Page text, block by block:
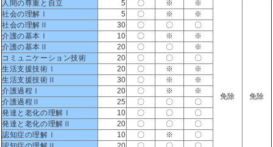
人間の尊重と自立
5 〇 ※ ※
免除 免除
社会の理解Ⅰ 5 〇 ※
※
社会の理解Ⅱ
30 〇 〇
〇
介護の基本Ⅰ
10 〇 ※
※
介護の基本Ⅱ
20 〇 〇
※
コミュニケーション技術
20 〇 〇
〇
生活支援技術Ⅰ
20 〇 ※
※
生活支援技術Ⅱ
30 〇 ※
※
介護過程Ⅰ
20 〇 ※
※
介護過程Ⅱ
25 〇 〇
〇
発達と老化の理解Ⅰ
10 〇 〇
〇
発達と老化の理解Ⅱ
20 〇 〇
〇
認知症の理解Ⅰ
10 〇 ※
〇